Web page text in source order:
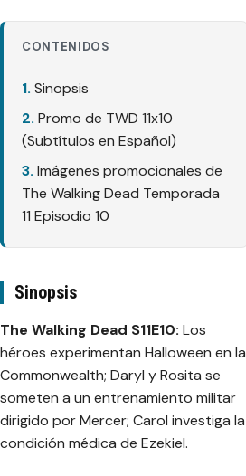
CONTENIDOS
Sinopsis
Promo de TWD 11x10
(Subtítulos en Español)
Imágenes promocionales de
The Walking Dead Temporada
11 Episodio 10
Sinopsis
The Walking Dead S11E10: Los
héroes experimentan Halloween en la
Commonwealth; Daryl y Rosita se
someten a un entrenamiento militar
dirigido por Mercer; Carol investiga la
condición médica de Ezekiel.